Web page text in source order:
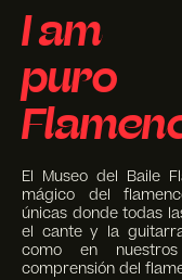
I am
puro
El Museo del Baile
mágico del
únicas donde todas
el cante y la
como en
comprensión del